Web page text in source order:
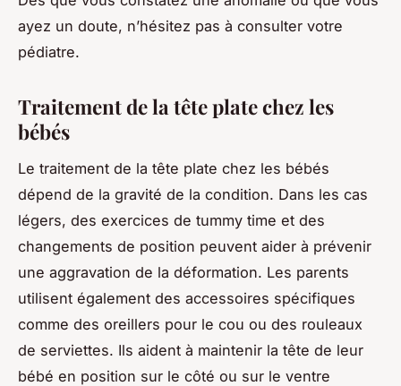
ayez un doute, n’hésitez pas à consulter votre
pédiatre.
Traitement de la tête plate chez les
bébés
Le traitement de la tête plate chez les bébés
dépend de la gravité de la condition. Dans les cas
légers, des exercices de tummy time et des
changements de position peuvent aider à prévenir
une aggravation de la déformation. Les parents
utilisent également des accessoires spécifiques
comme des oreillers pour le cou ou des rouleaux
de serviettes. Ils aident à maintenir la tête de leur
bébé en position sur le côté ou sur le ventre